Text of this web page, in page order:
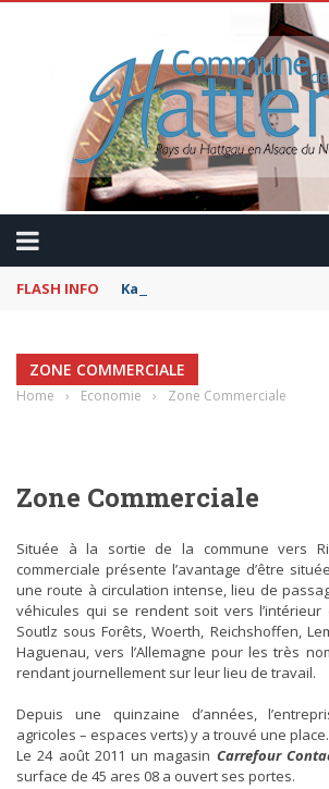
FLASH INFO Kaffeekranzel : Le Maroc
ZONE COMMERCIALE
Home › Economie › Zone Commerciale
Zone Commerciale
Située à la sortie de la commune vers
commerciale présente l’avantage d’être
une route à circulation intense, lieu de
véhicules qui se rendent soit vers l’intérieur
Soutlz sous Forêts, Woerth, Reichshoffen,
Haguenau, vers l’Allemagne pour les très
rendant journellement sur leur lieu de travail.
Depuis une quinzaine d’années,
agricoles – espaces verts) y a trouvé une place.
Le 24 août 2011 un magasin Carrefour
surface de 45 ares 08 a ouvert ses portes.